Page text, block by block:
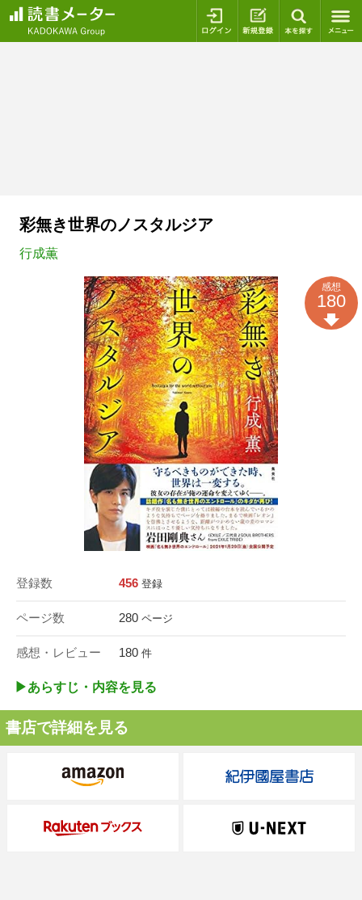
ログイン 新規登録
彩無き世界のノスタルジア
行成薫
登録数 456 登録
ページ数 280 ページ
感想・レビュー 180 件
感想
180
▶︎あらすじ・内容を見る
書店で詳細を見る